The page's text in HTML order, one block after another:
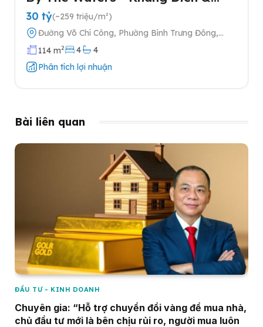
Keppel tại Quận 2
30 tỷ(~259 triệu/m²)
Đường Võ Chí Công, Phường Bình Trưng Đông,
Quận 2, Thành phố Hồ Chí Minh
114 m2 4
4
Phân tích lợi nhuận
Bài liên quan
ĐẦU TƯ - KINH DOANH
Chuyên gia: “Hỗ trợ chuyển đổi vàng để mua nhà,
chủ đầu tư mới là bên chịu rủi ro, người mua luôn